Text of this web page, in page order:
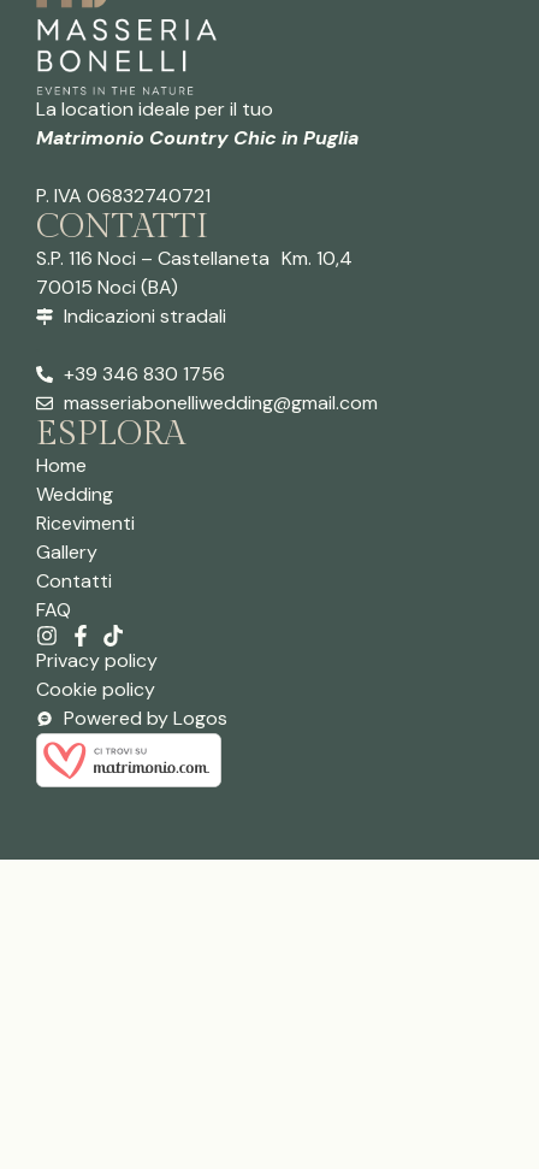
La location ideale per il tuo
Matrimonio Country Chic in Puglia
P. IVA 06832740721
CONTATTI
S.P. 116 Noci – Castellaneta Km. 10,4
70015 Noci (BA)
Indicazioni stradali
+39 346 830 1756
masseriabonelliwedding@gmail.com
ESPLORA
Home
Wedding
Ricevimenti
Gallery
Contatti
FAQ
Privacy policy
Cookie policy
Powered by Logos